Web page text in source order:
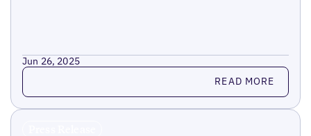
Jun 26, 2025
Read more READ MORE